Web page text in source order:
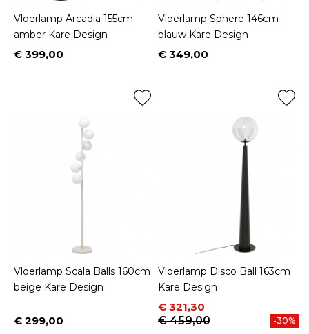
Vloerlamp Arcadia 155cm
amber Kare Design
Prijs
€ 399,00
Vloerlamp Sphere 146cm
blauw Kare Design
Prijs
€ 349,00
Vloerlamp Scala Balls 160cm
beige Kare Design
Prijs
€ 299,00
Vloerlamp Disco Ball 163cm
Kare Design
Prijs
€ 321,30
Normale prijs
€ 459,00
-30%